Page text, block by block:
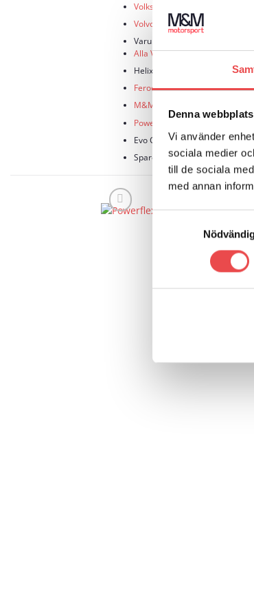
Denna
Vi använder
sociala medier
till de sociala
med annan
Samtyckesval
Volkswagen
Volvo
Varumärke
Alla Varumärke ›
Helix Autosport
Ferodo
M&M Motorsport
Powerflex
Evo Corse
Sparco